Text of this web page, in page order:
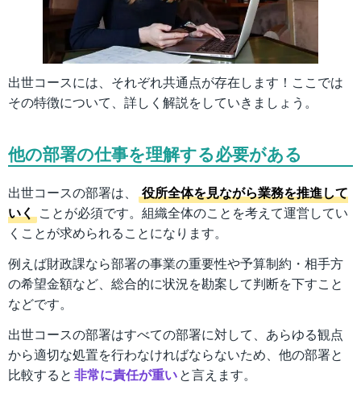
出世コースには、それぞれ共通点が存在します！ここでは
その特徴について、詳しく解説をしていきましょう。
他の部署の仕事を理解する必要がある
出世コースの部署は、
役所全体を見ながら業務を推進して
いく ことが必須です。組織全体のことを考えて運営してい
くことが求められることになります。
例えば財政課なら部署の事業の重要性や予算制約・相手方
の希望金額など、総合的に状況を勘案して判断を下すこと
などです。
出世コースの部署はすべての部署に対して、あらゆる観点
から適切な処置を行わなければならないため、他の部署と
比較すると 非常に責任が重いと言えます。